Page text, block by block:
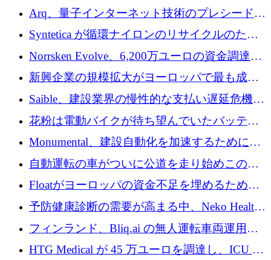
ためにシリーズCで7,000万ドルを調達
Arq、量子インターネット技術のプレシードと
して140万ドルを確保
Syntetica が循環ナイロンのリサイクルのため
にシリーズ A で 3,000 万ドルを調達
Norrsken Evolve、6,200万ユーロの資金調達
後、アムステルダムに根を張る
新興企業の規模拡大がヨーロッパで最も成功
した創業者を生み出す、アントラー氏が発見
Saible、建設業界の慢性的な支払い遅延危機に
対処するために 290 万ポンドを調達
花粉は電動バイクが待ち望んでいたバッテリ
ー交換ネットワークを構築している
Monumental、建設自動化を加速するためにシ
リーズ B で 3,200 万ドルを確保
自動運転の車がついに公道を走り始めこの国
が世界をリードしようとしている
Floatがヨーロッパの資金不足を埋めるために
シリーズAで450万ユーロを調達
予防健康診断の需要が高まる中、Neko Health
が 7 億ドルを調達
フィンランド、Bliq.ai の無人運転車両運用を
認可
HTG Medical が 45 万ユーロを調達し、ICU の